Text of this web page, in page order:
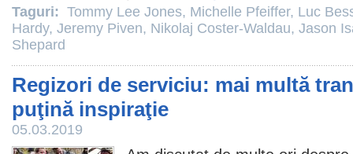
Taguri: Tommy Lee Jones, Michelle Pfeiffer, Luc
Hardy, Jeremy Piven, Nikolaj Coster-Waldau, Jason
Shepard
Regizori de serviciu: mai multă
puţină inspiraţie
05.03.2019